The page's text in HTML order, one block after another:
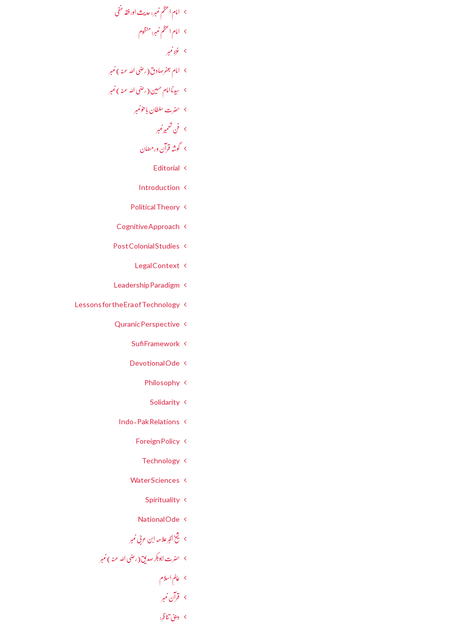
امام اعظم نمبر : حدیث اور فقہ حنفی
امام اعظم نمبر: منظوم
غزہ نمبر
امام جعفرصادق(رضی اللہ عنہ) نمبر
سیدنا امام حسین(رضی اللہ عنہ) نمبر
حضرت سلطان باھوؒ نمبر
فنِ تعمیر نمبر
گوشہ قرآن و رمضان
Editorial
Introduction
Political Theory
Cognitive Approach
Post Colonial Studies
Legal Context
Leadership Paradigm
Lessons for the Era of Technology
Quranic Perspective
Sufi Framework
Devotional Ode
Philosophy
Solidarity
Indo-Pak Relations
Foreign Policy
Technology
Water Sciences
Spirituality
National Ode
شیخ اکبر علامہ ابن عربی نمبر
حضرت ابوبکر صدیق(رضی اللہ عنہ) نمبر
عالمِ اسلام
قرآن نمبر
دینی تناظر: